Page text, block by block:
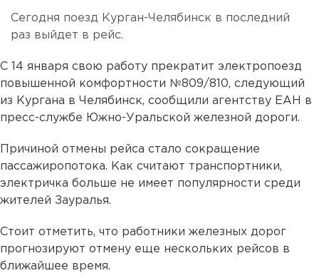
Сегодня поезд Курган-Челябинск в последний
раз выйдет в рейс.
С 14 января свою работу прекратит электропоезд
повышенной комфортности №809/810, следующий
из Кургана в Челябинск, сообщили агентству ЕАН в
пресс-службе Южно-Уральской железной дороги.
Причиной отмены рейса стало сокращение
пассажиропотока. Как считают транспортники,
электричка больше не имеет популярности среди
жителей Зауралья.
Стоит отметить, что работники железных дорог
прогнозируют отмену еще нескольких рейсов в
ближайшее время.